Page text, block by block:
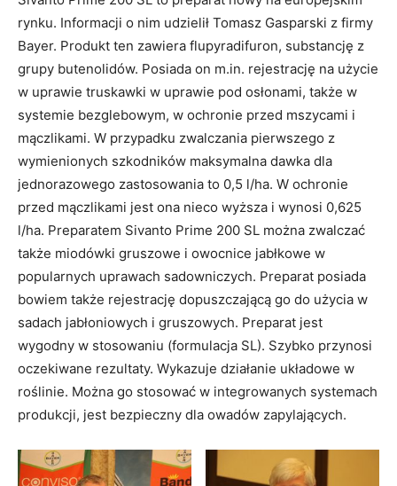
rynku. Informacji o nim udzielił Tomasz Gasparski z firmy
Bayer. Produkt ten zawiera flupyradifuron, substancję z
grupy butenolidów. Posiada on m.in. rejestrację na użycie
w uprawie truskawki w uprawie pod osłonami, także w
systemie bezglebowym, w ochronie przed mszycami i
mączlikami. W przypadku zwalczania pierwszego z
wymienionych szkodników maksymalna dawka dla
jednorazowego zastosowania to 0,5 l/ha. W ochronie
przed mączlikami jest ona nieco wyższa i wynosi 0,625
l/ha. Preparatem Sivanto Prime 200 SL można zwalczać
także miodówki gruszowe i owocnice jabłkowe w
popularnych uprawach sadowniczych. Preparat posiada
bowiem także rejestrację dopuszczającą go do użycia w
sadach jabłoniowych i gruszowych. Preparat jest
wygodny w stosowaniu (formulacja SL). Szybko przynosi
oczekiwane rezultaty. Wykazuje działanie układowe w
roślinie. Można go stosować w integrowanych systemach
produkcji, jest bezpieczny dla owadów zapylających.